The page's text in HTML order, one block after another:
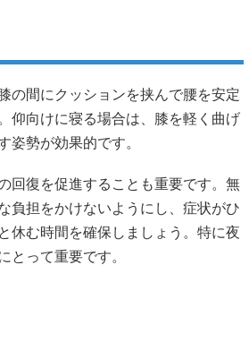
の間にクッションを挟んで腰を安定
仰向けに寝る場合は、膝を軽く曲げ
姿勢が効果的です。
回復を促進することも重要です。無
負担をかけないようにし、症状がひ
休む時間を確保しましょう。特に夜
とって重要です。